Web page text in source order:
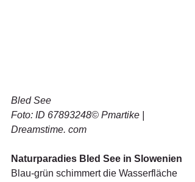
Bled See
Foto: ID 67893248© Pmartike |
Dreamstime. com
Naturparadies Bled See in Slowenien
Blau-grün schimmert die Wasserfläche